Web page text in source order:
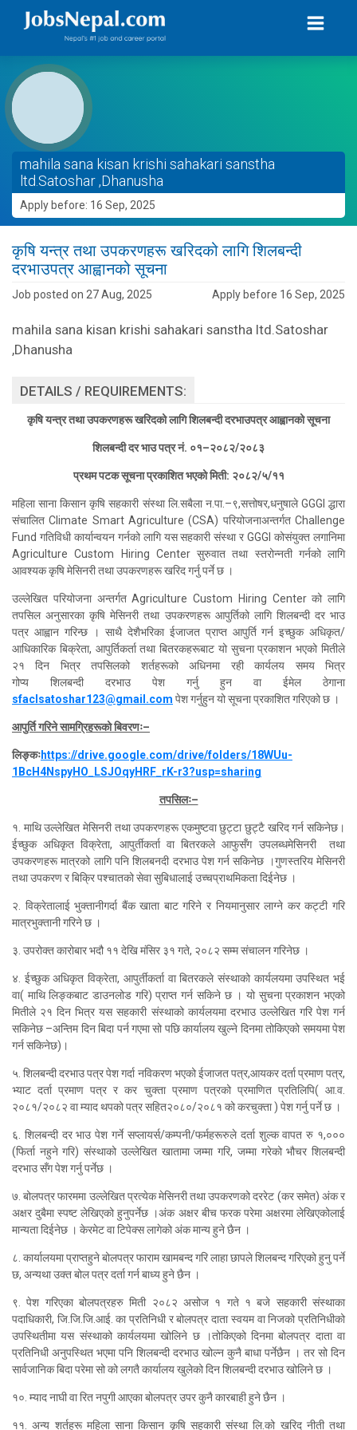
mahila sana kisan krishi sahakari sanstha
ltd.Satoshar ,Dhanusha
Apply before: 16 Sep, 2025
कृषि यन्त्र तथा उपकरणहरू खरिदको लागि शिलबन्दी
दरभाउपत्र आह्वानको सूचना
Job posted on 27 Aug, 2025 Apply before 16 Sep, 2025
mahila sana kisan krishi sahakari sanstha ltd.Satoshar
,Dhanusha
DETAILS / REQUIREMENTS:
कृषि यन्त्र तथा उपकरणहरूखरिदको लागि शिलबन्दी दरभाउपत्र आह्वानको सूचना
शिलबन्दीदरभाउपत्र नं. ०१–२०८२/२०८३
प्रथम पटकसूचना प्रकाशित भएको मिती: २०८२/५/११
महिला साना किसान कृषि सहकारी संस्था लि.सबैला न.पा.–९,सत्तोषर,धनुषाले GGGI द्धारा
संचालित Climate Smart Agriculture (CSA) परियोजनाअन्तर्गत Challenge
Fund गतिविधी कार्यान्वयन गर्नको लागि यस सहकारी संस्था र GGGI कोसंयुक्त लगानिमा
Agriculture Custom Hiring Center सुरुवात तथा स्तरोन्नती गर्नको लागि
आवश्यक कृषि मेसिनरी तथा उपकरणहरू खरिद गर्नु पर्ने छ ।
उल्लेखित परियोजना अन्तर्गत Agriculture Custom Hiring Center को लागि
तपसिल अनुसारका कृषि मेसिनरी तथा उपकरणहरू आपुर्तिको लागि शिलबन्दीदर भाउ
पत्र आह्वान गरिन्छ । साथै देशैभरिका ईजाजत प्राप्त आपुर्ति गर्न इच्छुक अधिकृत/
आधिकारिक बिक्रेता, आपुर्तिकर्ता तथा बितरकहरूबाट यो सुचना प्रकाशन भएको मितीले
२१ दिन भित्र तपसिलको शर्तहरूको अधिनमा रही कार्यलय समय भित्र
गोप्य शिलबन्दीदरभाउ पेश गर्नु हुन वा ईमेल ठेगाना
sfaclsatoshar123@gmail.com पेश गर्नुहुन योसूचना प्रकाशित गरिएको छ ।
आपुर्ति गरिने सामग्रिहरूको बिवरणः–
लिङ्कःhttps://drive.google.com/drive/folders/18WUu-
1BcH4NspyHO_LSJOqyHRF_rK-r3?usp=sharing
तपसिलः–
१. माथि उल्लेखित मेसिनरी तथा उपकरणहरू एकमुष्टवा छुट्टा छुट्टै खरिद गर्न सकिनेछ।
ईच्छुक अधिकृत विक्रेता, आपुर्तीकर्ता वा बितरकले आफुसँग उपलब्धमेसिनरी तथा
उपकरणहरू मात्रको लागि पनि शिलबनदी दरभाउ पेश गर्न सकिनेछ ।गुणस्तरिय मेसिनरी
तथा उपकरण र बिक्रि पश्चातको सेवा सुबिधालाई उच्चप्राथमिकता दिईनेछ ।
२. विक्रेतालाई भुक्तानीगर्दा बैंक खाता बाट गरिने र नियमानुसार लाग्ने कर कट्टी गरि
मात्रभुक्तानी गरिने छ ।
३. उपरोक्त कारोबार भदौ ११ देखि मंसिर ३१ गते, २०८२ सम्म संचालन गरिनेछ ।
४. ईच्छुक अधिकृत विक्रेता, आपुर्तीकर्ता वा बितरकले संस्थाको कार्यलयमा उपस्थित भई
वा( माथि लिङ्कबाट डाउनलोड गरि) प्राप्त गर्न सकिने छ । यो सुचना प्रकाशन भएको
मितीले २१ दिन भित्र यस सहकारी संस्थाको कार्यलयमा दरभाउ उल्लेखित गरि पेश गर्न
सकिनेछ –अन्तिम दिन बिदा पर्न गएमा सो पछि कार्यालय खुल्ने दिनमातोकिएको समयमा पेश
गर्न सकिनेछ)।
५. शिलबन्दी दरभाउपत्र पेश गर्दा नविकरण भएको ईजाजत पत्र,आयकर दर्ता प्रमाण पत्र,
भ्याट दर्ता प्रमाण पत्र र कर चुक्ता प्रमाण पत्रको प्रमाणित प्रतिलिपि( आ.व.
२०८१/२०८२ वा म्याद थपको पत्र सहित२०८०/२०८१ को करचुक्ता ) पेश गर्नु पर्ने छ ।
६. शिलबन्दी दरभाउपेश गर्ने सप्लायर्स/कम्पनी/फर्महरूरुले दर्ता शुल्क वापत रु १,०००
(फिर्ता नहुने गरि) संस्थाको उल्लेखित खातामा जम्मा गरि, जम्मा गरेको भौचर शिलबन्दी
दरभाउ सँग पेश गर्नु पर्नेछ ।
७. बोलपत्र फारममा उल्लेखित प्रत्येक मेसिनरी तथा उपकरणको दररेट (कर समेत) अंक र
अक्षर दुबैमा स्पष्ट लेखिएको हुनुपर्नेछ ।अंक अक्षर बीच फरक परेमा अक्षरमा लेखिएकोलाई
मान्यता दिईनेछ । केरमेट वा टिपेक्स लागेको अंक मान्य हुने छैन ।
८. कार्यालयमा प्राप्तहुने बोलपत्र फाराम खामबन्द गरि लाहा छापले शिलबन्द गरिएको हुनु पर्ने
छ, अन्यथा उक्त बोल पत्र दर्ता गर्न बाध्य हुने छैन ।
९. पेश गरिएका बोलपत्रहरु मिती २०८२ असोज १ गते १ बजे सहकारी संस्थाका
पदाधिकारी, जि.जि.जि.आई. का प्रतिनिधी र बोलपत्र दाता स्वयम वा निजको प्रतिनिधीको
उपस्थितीमा यस संस्थाको कार्यलयमा खोलिने छ ।तोकिएको दिनमा बोलपत्र दाता वा
प्रतिनिधी अनुपस्थित भएमा पनि शिलबन्दी दरभाउखोल्न कुनै बाधा पर्नेछैन । तर सो दिन
सार्वजानिक बिदा परेमा सो को लगतै कार्यालय खुलेको दिनशिलबन्दीदरभाउखोलिने छ ।
१०. म्याद नाघी वा रित नपुगी आएका बोलपत्र उपर कुनै कारबाही हुने छैन ।
११. अन्य शर्तहरू महिला साना किसान कृषि सहकारी संस्था लि.को खरिद नीती तथा